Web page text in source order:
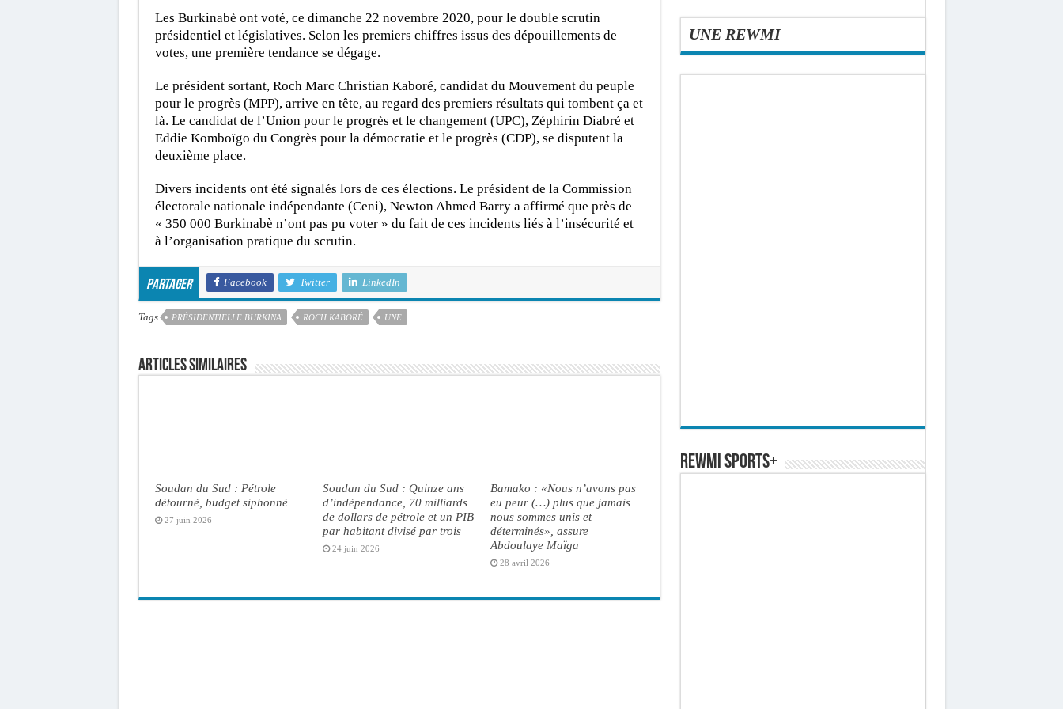
Les Burkinabè ont voté, ce dimanche 22 novembre 2020, pour le double scrutin
présidentiel et législatives. Selon les premiers chiffres issus des dépouillements de
votes, une première tendance se dégage.
Le président sortant, Roch Marc Christian Kaboré, candidat du Mouvement du peuple
pour le progrès (MPP), arrive en tête, au regard des premiers résultats qui tombent ça et
là. Le candidat de l’Union pour le progrès et le changement (UPC), Zéphirin Diabré et
Eddie Komboïgo du Congrès pour la démocratie et le progrès (CDP), se disputent la
deuxième place.
Divers incidents ont été signalés lors de ces élections. Le président de la Commission
électorale nationale indépendante (Ceni), Newton Ahmed Barry a affirmé que près de
« 350 000 Burkinabè n’ont pas pu voter » du fait de ces incidents liés à l’insécurité et
à l’organisation pratique du scrutin.
Partager Facebook Twitter LinkedIn
Tags PRÉSIDENTIELLE BURKINA ROCH KABORÉ UNE
Articles similaires
Soudan du Sud : Pétrole
détourné, budget siphonné
27 juin 2026
Soudan du Sud : Quinze ans
d’indépendance, 70 milliards
de dollars de pétrole et un PIB
par habitant divisé par trois
24 juin 2026
Bamako : «Nous n’avons pas
eu peur (…) plus que jamais
nous sommes unis et
déterminés», assure
Abdoulaye Maïga
28 avril 2026
UNE REWMI
REWMI SPORTS+